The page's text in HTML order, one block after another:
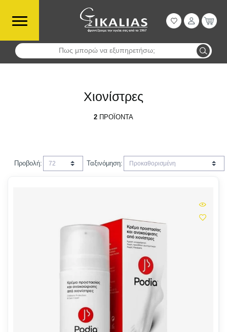
Πως μπορώ να εξυπηρετήσω;
Αναζήτηση
Χιονίστρες
2 ΠΡΟΪΌΝΤΑ
Προβολή: Ταξινόμηση: